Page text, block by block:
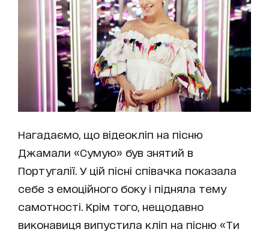
Нагадаємо, що відеокліп на пісню
Джамали «Сумую» був знятий в
Португалії. У цій пісні співачка показала
себе з емоційного боку і підняла тему
самотності. Крім того, нещодавно
виконавиця випустила кліп на пісню «Ти